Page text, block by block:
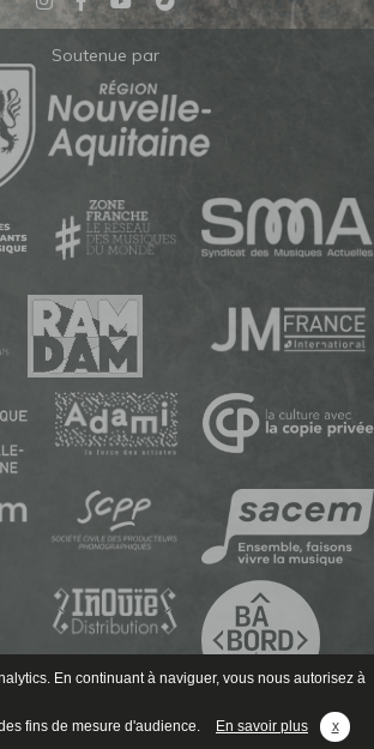
En continuant à naviguer, vous nous autorisez à
fins de mesure d'audience. En savoir plus x
Soutenue par